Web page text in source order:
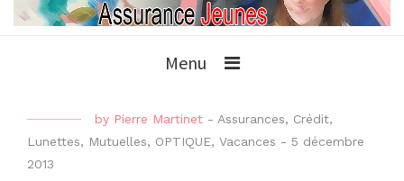
Menu
by Pierre Martinet - Assurances, Crédit,
Lunettes, Mutuelles, OPTIQUE, Vacances - 5 décembre
2013